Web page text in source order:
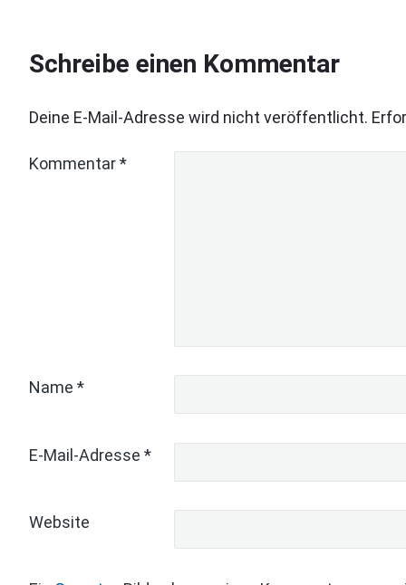
Schreibe einen Kommentar
Deine E-Mail-Adresse wird nicht veröffentlicht.
Kommentar*
Name *
E-Mail-Adresse *
Website